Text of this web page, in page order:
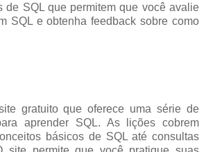
de SQL que permitem que você avalie
SQL e obtenha feedback sobre como
gratuito que oferece uma série de
aprender SQL. As lições cobrem
básicos de SQL até consultas